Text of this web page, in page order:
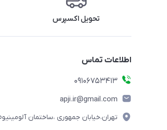
تحویل اکسپرس
اطلاعات تماس
09106753413
apji.ir@gmail.com
تهران،خیابان جمهوری ،ساختمان